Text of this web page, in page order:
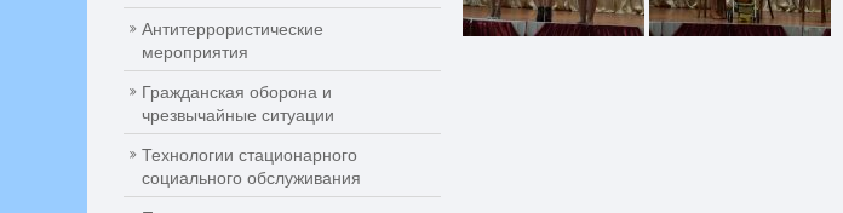
Антитеррористические
мероприятия
Гражданская оборона и
чрезвычайные ситуации
Технологии стационарного
социального обслуживания